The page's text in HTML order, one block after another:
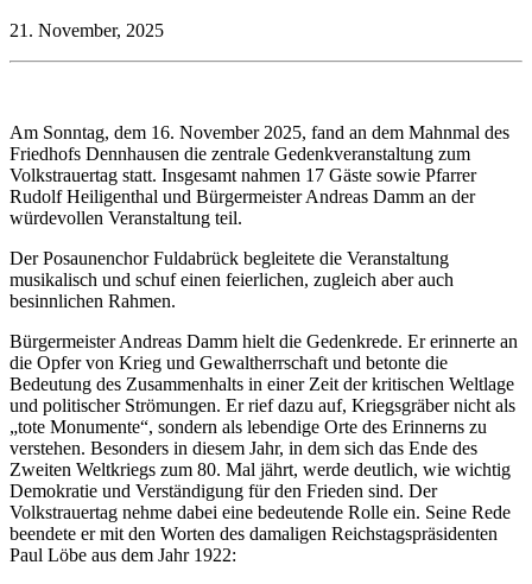
21. November, 2025
Am Sonntag, dem 16. November 2025, fand an dem Mahnmal des
Friedhofs Dennhausen die zentrale Gedenkveranstaltung zum
Volkstrauertag statt. Insgesamt nahmen 17 Gäste sowie Pfarrer
Rudolf Heiligenthal und Bürgermeister Andreas Damm an der
würdevollen Veranstaltung teil.
Der Posaunenchor Fuldabrück begleitete die Veranstaltung
musikalisch und schuf einen feierlichen, zugleich aber auch
besinnlichen Rahmen.
Bürgermeister Andreas Damm hielt die Gedenkrede. Er erinnerte an
die Opfer von Krieg und Gewaltherrschaft und betonte die
Bedeutung des Zusammenhalts in einer Zeit der kritischen Weltlage
und politischer Strömungen. Er rief dazu auf, Kriegsgräber nicht als
„tote Monumente“, sondern als lebendige Orte des Erinnerns zu
verstehen. Besonders in diesem Jahr, in dem sich das Ende des
Zweiten Weltkriegs zum 80. Mal jährt, werde deutlich, wie wichtig
Demokratie und Verständigung für den Frieden sind. Der
Volkstrauertag nehme dabei eine bedeutende Rolle ein. Seine Rede
beendete er mit den Worten des damaligen Reichstagspräsidenten
Paul Löbe aus dem Jahr 1922: